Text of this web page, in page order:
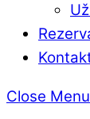
Close Menu